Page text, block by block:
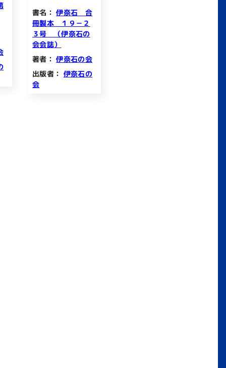
書名：伊奈石 合
冊製本 １９－２
３号 （伊奈石の
会会誌）
著者：伊奈石の会
出版者： 伊奈石の
会